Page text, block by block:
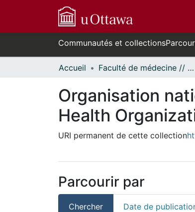
Communautés et collections
Accueil Faculté de médecine // Faculty of Medicine
Organisation
Health
URI permanent de cette collection
Parcourir par
Chercher Date de